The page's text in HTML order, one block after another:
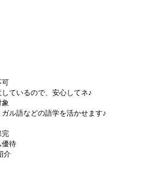
ているので、安心してネ♪
ル語などの語学を活かせます♪
待
介